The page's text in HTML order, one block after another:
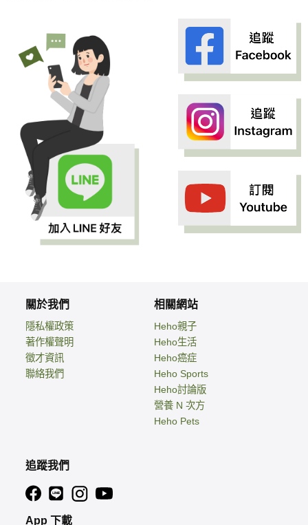
關於我們
隱私權政策
著作權聲明
徵才資訊
聯絡我們
相關網站
Heho親子
Heho生活
Heho癌症
Heho Sports
Heho討論版
營養 N 次方
Heho Pets
追蹤我們
App 下載